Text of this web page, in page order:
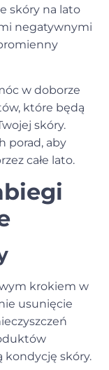
skóry na lato
negatywnymi
w doborze
które będą
skóry.
porad, aby
całe lato.
krokiem w
usunięcie
kondycję skóry.